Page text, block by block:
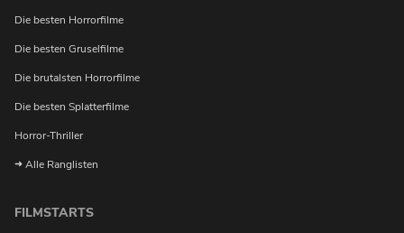
Die besten Horrorfilme
Die besten Gruselfilme
Die brutalsten Horrorfilme
Die besten Splatterfilme
Horror-Thriller
Alle Ranglisten
FILMSTARTS